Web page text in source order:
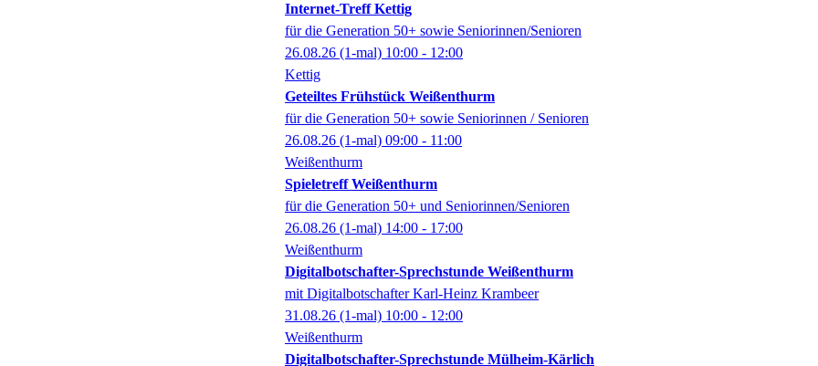
Internet-Treff Kettig
für die Generation 50+ sowie Seniorinnen/Senioren
26.08.26 (1-mal) 10:00 - 12:00
Kettig
Geteiltes Frühstück Weißenthurm
für die Generation 50+ sowie Seniorinnen / Senioren
26.08.26 (1-mal) 09:00 - 11:00
Weißenthurm
Spieletreff Weißenthurm
für die Generation 50+ und Seniorinnen/Senioren
26.08.26 (1-mal) 14:00 - 17:00
Weißenthurm
Digitalbotschafter-Sprechstunde Weißenthurm
mit Digitalbotschafter Karl-Heinz Krambeer
31.08.26 (1-mal) 10:00 - 12:00
Weißenthurm
Digitalbotschafter-Sprechstunde Mülheim-Kärlich